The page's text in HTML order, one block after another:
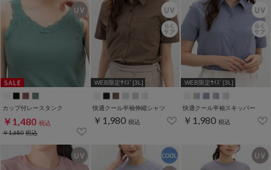
カップ付レースタンク
￥1,480 税込
￥1,680税込
WEB限定ｻｲｽﾞ[3L]
快適クール半袖伸縮シャツ
￥1,980 税込
WEB限定ｻｲｽﾞ[3L]
快適クール半袖スキッパー
￥1,980 税込